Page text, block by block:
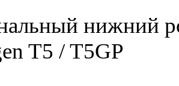
нижний
T5 / T5GP